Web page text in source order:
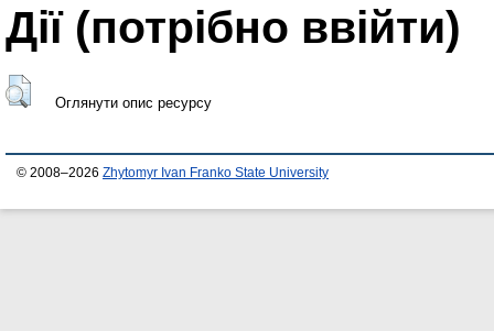
Дії ​​(потрібно ввійти)
Оглянути опис ресурсу
© 2008–2026 Zhytomyr Ivan Franko State University